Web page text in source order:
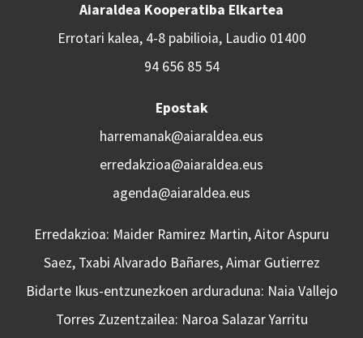
Aiaraldea Kooperatiba Elkartea
Errotari kalea, 4-8 pabilioia, Laudio 01400
94 656 85 54
Epostak
harremanak@aiaraldea.eus
erredakzioa@aiaraldea.eus
agenda@aiaraldea.eus
Erredakzioa: Maider Ramirez Martin, Aitor Aspuru
Saez, Txabi Alvarado Bañares, Aimar Gutierrez
Bidarte Ikus-entzunezkoen arduraduna: Naia Vallejo
Torres Zuzentzailea: Naroa Salazar Yarritu